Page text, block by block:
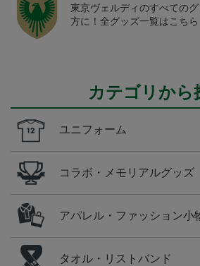
東京ヴェルディのすべての
方に！全グッズ一覧はこちら
カテゴリから
ユニフォーム
コラボ・メモリアルグッズ
アパレル・ファッション小
タオル・リストバンド